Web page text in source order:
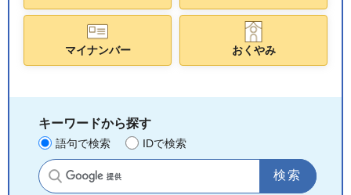
マイナンバー おくやみ
キーワードから探す
語句で検索 IDで検索
サイト内検索